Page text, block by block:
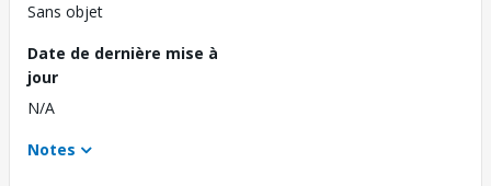
Sans objet
Date de dernière mise à
jour
N/A
Notes